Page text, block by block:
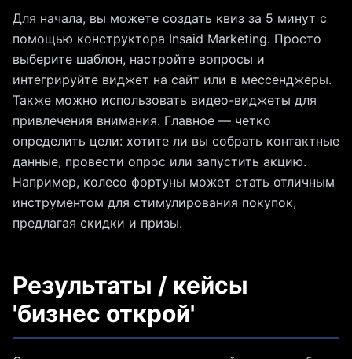
Для начала, вы можете создать квиз за 5 минут с
помощью конструктора Insaid Marketing. Просто
выберите шаблон, настройте вопросы и
интегрируйте виджет на сайт или в мессенджеры.
Также можно использовать видео-виджеты для
привлечения внимания. Главное — четко
определить цели: хотите ли вы собрать контактные
данные, провести опрос или запустить акцию.
Например, колесо фортуны может стать отличным
инструментом для стимулирования покупок,
предлагая скидки и призы.
Результаты / кейсы
'бизнес открой'